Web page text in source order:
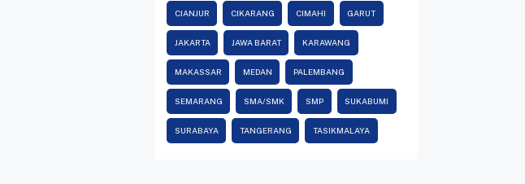
CIANJUR CIKARANG CIMAHI GARUT
JAKARTA JAWA BARAT KARAWANG
MAKASSAR MEDAN PALEMBANG
SEMARANG SMA/SMK SMP SUKABUMI
SURABAYA TANGERANG TASIKMALAYA